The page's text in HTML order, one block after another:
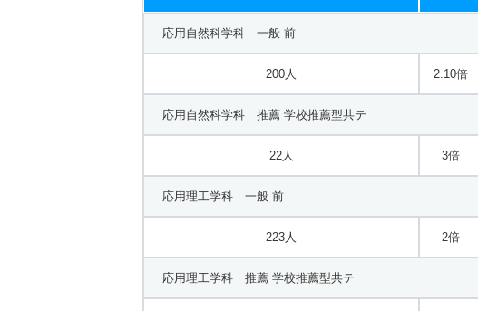
応用自然科学科 一般 前
200人 2.10倍
応用自然科学科 推薦 学校推薦型共テ
22人 3倍
応用理工学科 一般 前
223人 2倍
応用理工学科 推薦 学校推薦型共テ